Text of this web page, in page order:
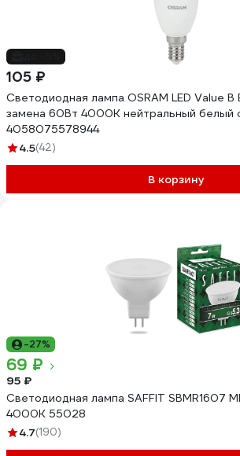
105 ₽
Светодиодная лампа OSRAM LED Value B
замена 60Вт 4000К нейтральный белый
4058075578944
4.5(42)
В корзину
-27%
69 ₽
95 ₽
Светодиодная лампа SAFFIT SBMR1607
4000K 55028
4.7(190)